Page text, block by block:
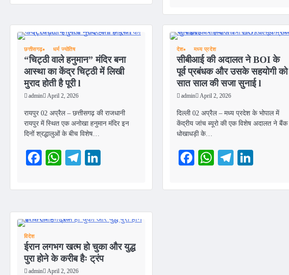
छत्तीसगढ़ धर्म ज्योतिष
“चिट्ठी वाले हनुमान” मंदिर बना
आस्था का केंद्र चिट्ठी में लिखी
मुराद होती है पूरी l
admin April 2, 2026
रायपुर 02 अप्रैल – छत्तीसगढ़ की राजधानी
रायपुर में स्थित एक अनोखा हनुमान मंदिर इन
दिनों श्रद्धालुओं के बीच विशेष…
Facebook
WhatsApp
Telegram
देश मध्य प्रदेश
सीबीआई की अदालत ने BOI के
पूर्व प्रबंधक और उसके सहयोगी को
सात साल की सजा सुनाई l
admin April 2, 2026
दिल्ली 02 अप्रैल – मध्य प्रदेश के भोपाल में
केंद्रीय जांच ब्यूरो की एक विशेष अदालत ने बैंक
धोखाधड़ी के…
Facebook
WhatsApp
Telegram
विदेश
ईरान लगभग खत्म हो चुका और युद्ध
पुरा होने के करीब हैः ट्रंप
admin April 2, 2026